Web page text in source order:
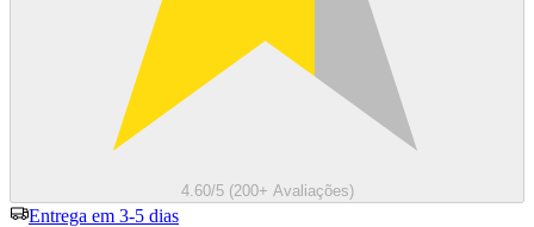
4.60/5 (200+ Avaliações)
Entrega em 3-5 dias